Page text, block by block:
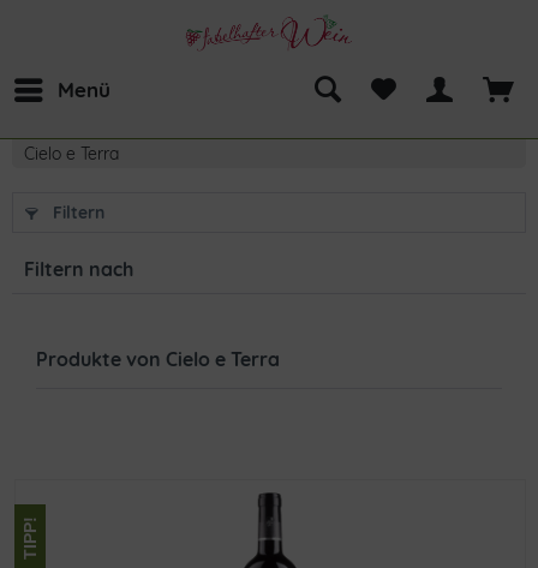
Menü
Cielo e Terra
Filtern
Filtern nach
Produkte von Cielo e Terra
TIPP!